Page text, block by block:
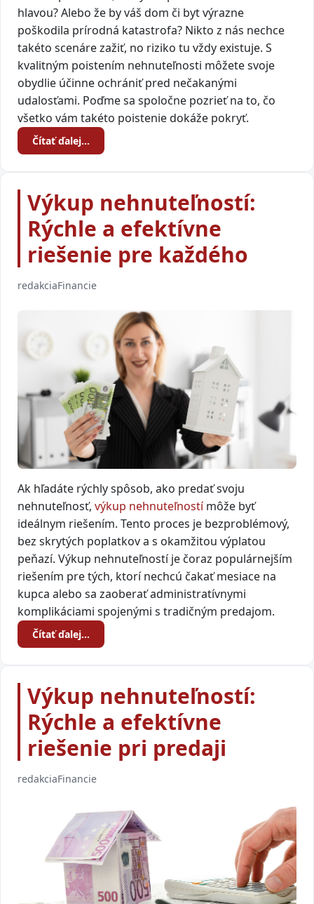
hlavou? Alebo že by váš dom či byt výrazne
poškodila prírodná katastrofa? Nikto z nás nechce
takéto scenáre zažiť, no riziko tu vždy existuje. S
kvalitným poistením nehnuteľnosti môžete svoje
obydlie účinne ochrániť pred nečakanými
udalosťami. Poďme sa spoločne pozrieť na to, čo
všetko vám takéto poistenie dokáže pokryť.
Čítať ďalej…
Výkup nehnuteľností:
Rýchle a efektívne
riešenie pre každého
redakciaFinancie
Ak hľadáte rýchly spôsob, ako predať svoju
nehnuteľnosť, výkup nehnuteľnostímôže byť
ideálnym riešením. Tento proces je bezproblémový,
bez skrytých poplatkov a s okamžitou výplatou
peňazí. Výkup nehnuteľností je čoraz populárnejším
riešením pre tých, ktorí nechcú čakať mesiace na
kupca alebo sa zaoberať administratívnymi
komplikáciami spojenými s tradičným predajom.
Čítať ďalej…
Výkup nehnuteľností:
Rýchle a efektívne
riešenie pri predaji
redakciaFinancie